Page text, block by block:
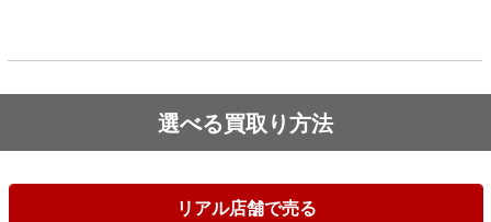
選べる買取り方法
リアル店舗で売る